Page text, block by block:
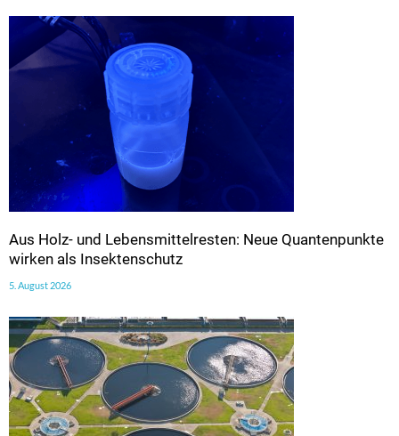
Aus Holz- und Lebensmittelresten: Neue Quantenpunkte
wirken als Insektenschutz
5. August 2026